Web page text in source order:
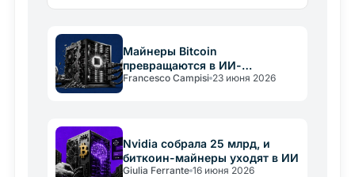
Майнеры Bitcoin
превращаются в ИИ-
компании: продают BTC ради
Francesco Campisi 23 июня 2026
Nvidia собрала 25 млрд, и
биткоин-майнеры уходят в ИИ
Giulia Ferrante 16 июня 2026